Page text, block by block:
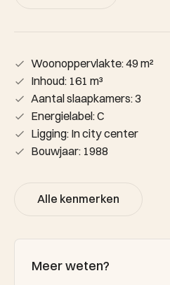
Woonoppervlakte: 49 m²
Inhoud: 161 m³
Aantal slaapkamers: 3
Energielabel: C
Ligging: In city center
Bouwjaar: 1988
Alle kenmerken
Meer weten?